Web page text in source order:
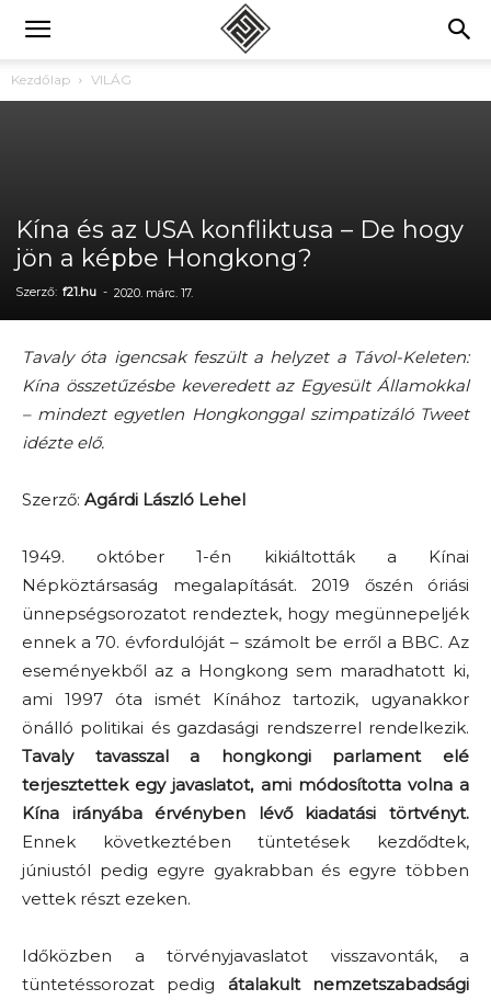
Kezdőlap VILÁG
Kína és az USA konfliktusa – De hogy
jön a képbe Hongkong?
Szerző: f21.hu - 2020. márc. 17.
Tavaly óta igencsak feszült a helyzet a Távol-Keleten:
Kína összetűzésbe keveredett az Egyesült Államokkal
– mindezt egyetlen Hongkonggal szimpatizáló Tweet
idézte elő.
Szerző: Agárdi László Lehel
1949. október 1-én kikiáltották a Kínai
Népköztársaság megalapítását. 2019 őszén óriási
ünnepségsorozatot rendeztek, hogy megünnepeljék
ennek a 70. évfordulóját – számolt be erről a BBC. Az
eseményekből az a Hongkong sem maradhatott ki,
ami 1997 óta ismét Kínához tartozik, ugyanakkor
önálló politikai és gazdasági rendszerrel rendelkezik.
Tavaly tavasszal a hongkongi parlament elé
terjesztettek egy javaslatot, ami módosította volna a
Kína irányába érvényben lévő kiadatási törtvényt.
Ennek következtében tüntetések kezdődtek,
júniustól pedig egyre gyakrabban és egyre többen
vettek részt ezeken.
Időközben a törvényjavaslatot visszavonták, a
tüntetéssorozat pedig átalakult nemzetszabadsági